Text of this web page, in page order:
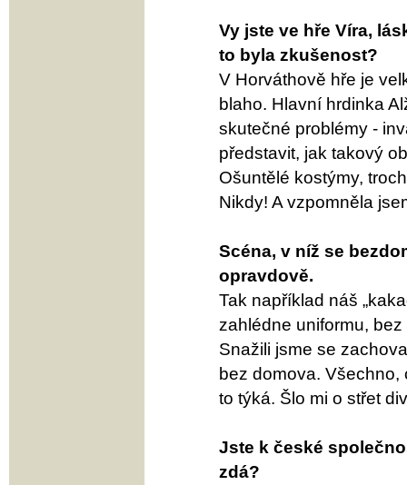
Vy jste ve hře Víra,
to byla zkušenost?
V Horváthově hře je
blaho. Hlavní hrdinka
skutečné problémy -
představit, jak takový
Ošuntělé kostýmy,
Nikdy! A vzpomněla
Scéna, v níž se
opravdově.
Tak například náš
zahlédne uniformu,
Snažili jsme se
bez domova.
to týká. Šlo mi o střet
Jste k české
zdá?